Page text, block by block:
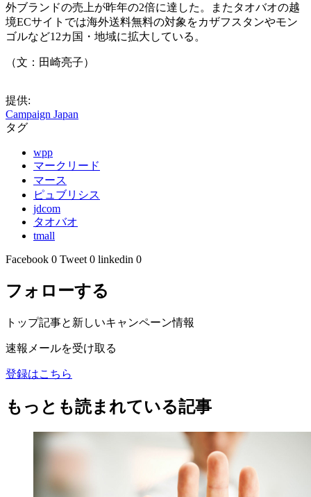
外ブランドの売上が昨年の2倍に達した。またタオバオの越
境ECサイトでは海外送料無料の対象をカザフスタンやモン
ゴルなど12カ国・地域に拡大している。
（文：田崎亮子）
提供:
Campaign Japan
タグ
wpp
マークリード
マース
ピュブリシス
jdcom
タオバオ
tmall
Facebook 0 Tweet 0 linkedin 0
フォローする
トップ記事と新しいキャンペーン情報
速報メールを受け取る
登録はこちら
もっとも読まれている記事